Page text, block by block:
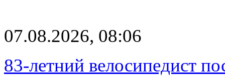
07.08.2026, 08:06
83-летний велосипедист